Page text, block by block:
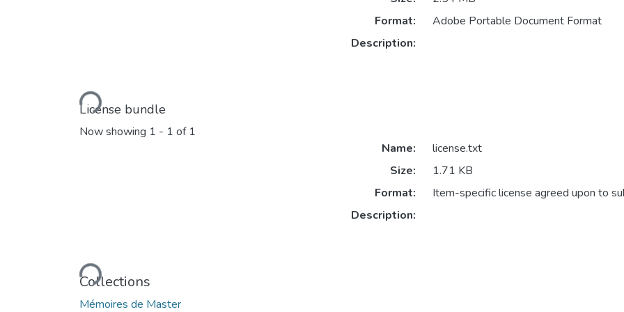
Loading...
Format:
Adobe Portable Document Format
Description:
License bundle
Now showing 1 - 1 of 1
Loading...
Name:
license.txt
Size:
1.71 KB
Format:
Item-specific license agreed upon to
Description:
Collections
Mémoires de Master